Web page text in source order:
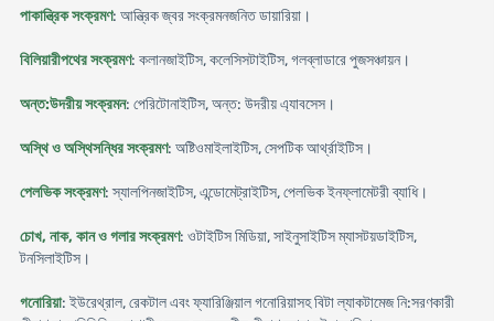
পাকান্ত্রিক সংক্রমণ: আন্ত্রিক জ্বর সংক্রমনজনিত ডায়ারিয়া।
বিলিয়ারীপথের সংক্রমণ: কলানজাইটিস, কলেসিসটাইটিস, গলব্লাডারে পুজসঞ্চায়ন।
অন্ত:উদরীয় সংক্রমন: পেরিটোনাইটিস, অন্ত: উদরীয় এ্যাবসেস।
অস্থি ও অস্থিসন্ধির সংক্রমণ: অষ্টিওমাইলাইটিস, সেপটিক আর্থ্রাইটিস।
পেলভিক সংক্রমণ: স্যালপিনজাইটিস, এন্ডোমেট্রাইটিস, পেলভিক ইনফ্লামেটরী ব্যাধি।
চোখ, নাক, কান ও গলার সংক্রমণ: ওটাইটিস মিডিয়া, সাইনুসাইটিস ম্যাসটয়ডাইটিস,
টনসিলাইটিস।
গনোরিয়া: ইউরেথ্রাল, রেকটাল এবং ফ্যারিঞ্জিয়াল গনোরিয়াসহ বিটা ল্যাকটামেজ নি:সরণকারী